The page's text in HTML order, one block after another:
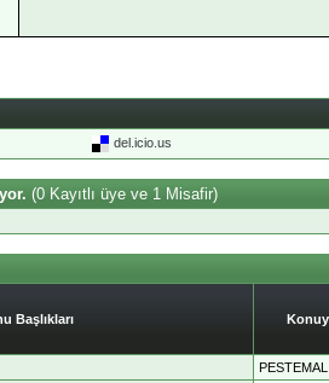
del.icio.us
(0 Kayıtlı üye ve 1 Misafir)
Başlıkları
PESTEMAL